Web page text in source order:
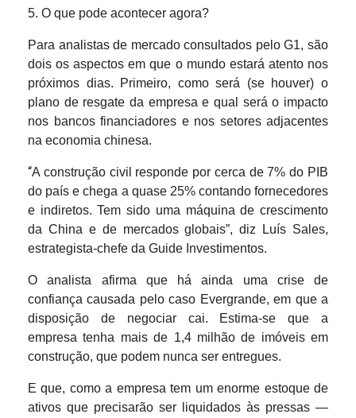
5. O que pode acontecer agora?
Para analistas de mercado consultados pelo G1, são
dois os aspectos em que o mundo estará atento nos
próximos dias. Primeiro, como será (se houver) o
plano de resgate da empresa e qual será o impacto
nos bancos financiadores e nos setores adjacentes
na economia chinesa.
“A construção civil responde por cerca de 7% do PIB
do país e chega a quase 25% contando fornecedores
e indiretos. Tem sido uma máquina de crescimento
da China e de mercados globais”, diz Luís Sales,
estrategista-chefe da Guide Investimentos.
O analista afirma que há ainda uma crise de
confiança causada pelo caso Evergrande, em que a
disposição de negociar cai. Estima-se que a
empresa tenha mais de 1,4 milhão de imóveis em
construção, que podem nunca ser entregues.
E que, como a empresa tem um enorme estoque de
ativos que precisarão ser liquidados às pressas —